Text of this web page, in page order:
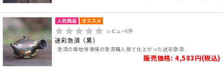
レビュー0件
迷彩急須（黒）
急須の産地常滑焼の急須職人技で仕上がった迷彩急須..
販売価格: 4,583円(税込)